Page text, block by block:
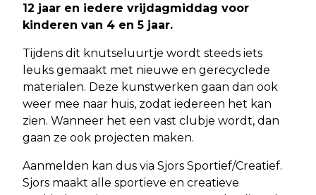
12 jaar en iedere vrijdagmiddag voor
kinderen van 4 en 5 jaar.
Tijdens dit knutseluurtje wordt steeds iets
leuks gemaakt met nieuwe en gerecyclede
materialen. Deze kunstwerken gaan dan ook
weer mee naar huis, zodat iedereen het kan
zien. Wanneer het een vast clubje wordt, dan
gaan ze ook projecten maken.
Aanmelden kan dus via Sjors Sportief/Creatief.
Sjors maakt alle sportieve en creatieve